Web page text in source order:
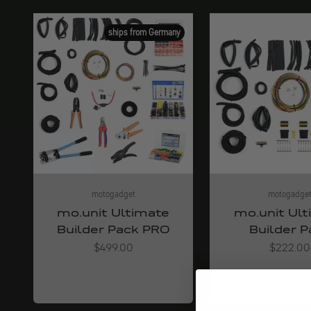
ships from Germany
motogadget
mo.unit Ultimate
Builder Pack PRO
Angebot
$499.00
motogadget
mo.unit
Builder
Angebot
$222.00